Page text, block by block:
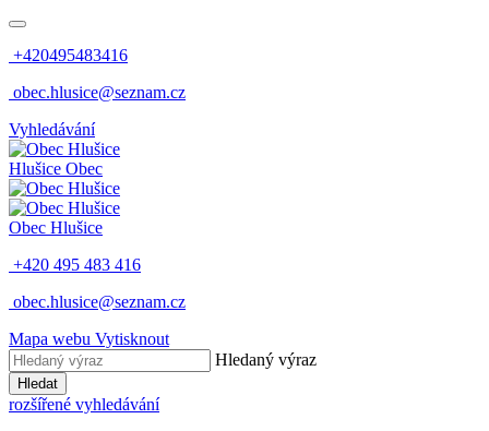
+420495483416
obec.hlusice@seznam.cz
Vyhledávání
Hlušice Obec
Obec Hlušice
+420 495 483 416
obec.hlusice@seznam.cz
Mapa webu Vytisknout
Hledaný výraz
Hledat
rozšířené vyhledávání